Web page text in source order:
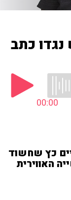
כתב
00:00
כץ שחשוד
האווירית